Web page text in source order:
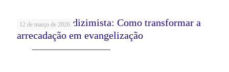
12 de março de 2026
A jornada do dizimista: Como transformar a
arrecadação em evangelização